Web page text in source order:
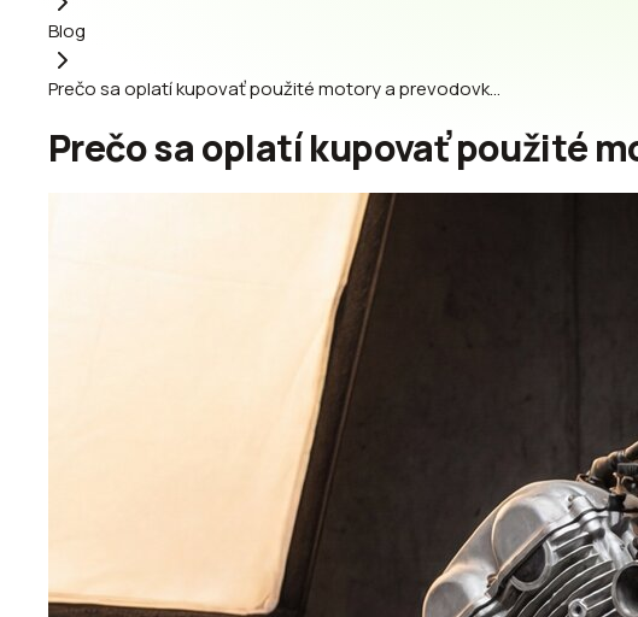
Blog
Prečo sa oplatí kupovať použité motory a prevodovk…
Prečo sa oplatí kupovať použité